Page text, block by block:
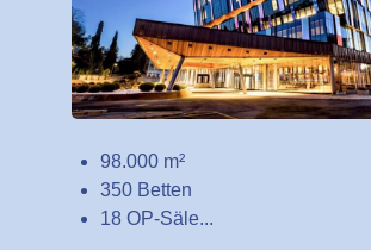
98.000 m²
350 Betten
18 OP-Säle...